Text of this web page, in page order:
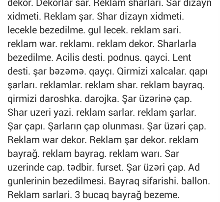
dekor. Dekorlar sar. Reklam sharlari. Sar dizayn
xidmeti. Reklam şar. Shar dizayn xidmeti.
lecekle bezedilme. gul lecek. reklam sari.
reklam war. reklamı. reklam dekor. Sharlarla
bezedilme. Acilis desti. podnus. qayci. Lent
desti. şar bəzəmə. qayçı. Qirmizi xalcalar. qapı
şarları. reklamlar. reklam shar. reklam bayraq.
qirmizi daroshka. darojka. Şar üzərinə çap.
Shar uzeri yazi. reklam sarlar. reklam şarlar.
Şar çapı. Şarların çap olunması. Şar üzəri çap.
Reklam war dekor. Reklam şar dekor. reklam
bayrağ. reklam bayrag. reklam warı. Sar
uzerinde cap. tədbir. furset. Şar üzəri çap. Ad
gunlerinin bezedilmesi. Bayraq sifarishi. ballon.
Reklam sarlari. 3 bucaq bayrağ bezeme.